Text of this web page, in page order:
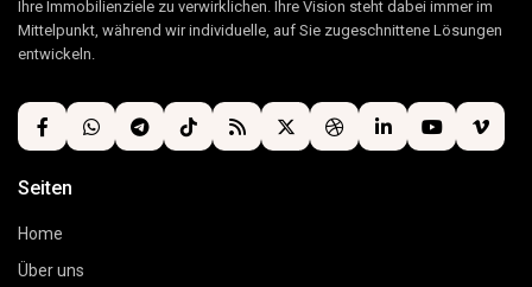
Ihre Immobilienziele zu verwirklichen. Ihre Vision steht dabei immer im
Mittelpunkt, während wir individuelle, auf Sie zugeschnittene Lösungen
entwickeln.
Seiten
Home
Über uns